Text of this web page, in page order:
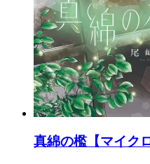
真綿の檻【マイク